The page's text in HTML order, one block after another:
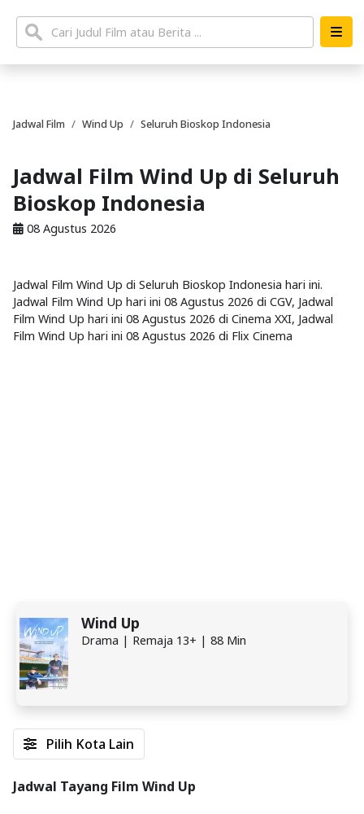
Jadwal Film Wind Up Seluruh Bioskop Indonesia
Jadwal Film Wind Up di Seluruh
Bioskop Indonesia
08 Agustus 2026
Jadwal Film Wind Up di Seluruh Bioskop Indonesia hari ini.
Jadwal Film Wind Up hari ini 08 Agustus 2026 di CGV, Jadwal
Film Wind Up hari ini 08 Agustus 2026 di Cinema XXI, Jadwal
Film Wind Up hari ini 08 Agustus 2026 di Flix Cinema
Wind Up
Drama | Remaja 13+ | 88 Min
Pilih Kota Lain
Jadwal Tayang Film Wind Up